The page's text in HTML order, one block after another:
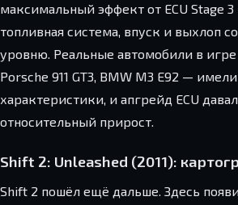
максимальный эффект от ECU Stage
топливная система, впуск и выхлоп
уровню. Реальные автомобили в игре
Porsche 911 GT3, BMW M3 E92 —
характеристики, и апгрейд ECU
относительный прирост.
Shift 2: Unleashed (2011):
Shift 2 пошёл ещё дальше. Здесь